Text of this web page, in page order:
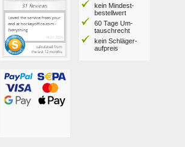
kein Mindest­
bestell­wert
60 Tage Um­
tausch­recht
kein Schläger­
aufpreis